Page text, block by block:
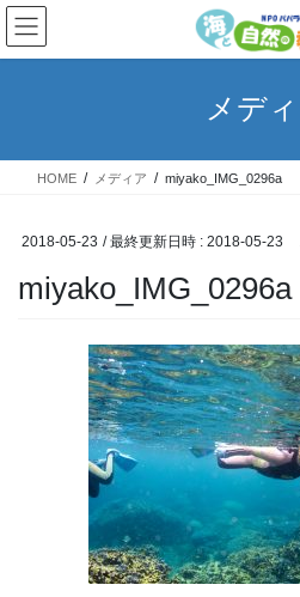
コ
ン
テ
ス
ナ
ビ
ゲ
ン
メデ
HOME メディア miyako_IMG_0296a
2018-05-23 / 最終更新日時 : 2018-05-23
miyako_IMG_0296a